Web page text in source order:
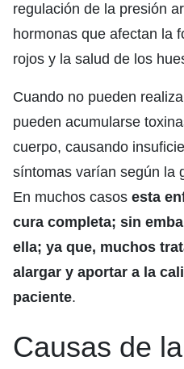
regulación de la presión
hormonas que afectan la
rojos y la salud de los
Cuando no pueden
pueden acumularse
cuerpo, causando
síntomas varían según la
En muchos casos esta
cura completa; sin
ella; ya que, muchos
alargar y aportar a la
paciente.
Causas de la